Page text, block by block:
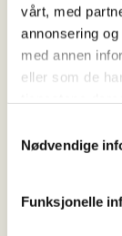
vårt, med
annonsering
med annen
eller som de
Nødvendige
Funksjonelle
Påmelding til
Møt opp i